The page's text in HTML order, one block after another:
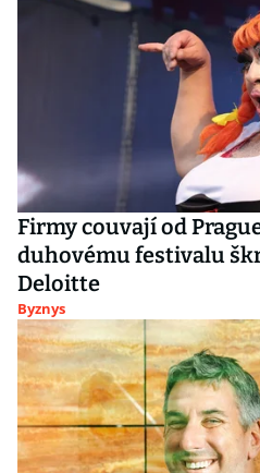
Firmy couvají od
duhovému festivalu
Deloitte
Byznys